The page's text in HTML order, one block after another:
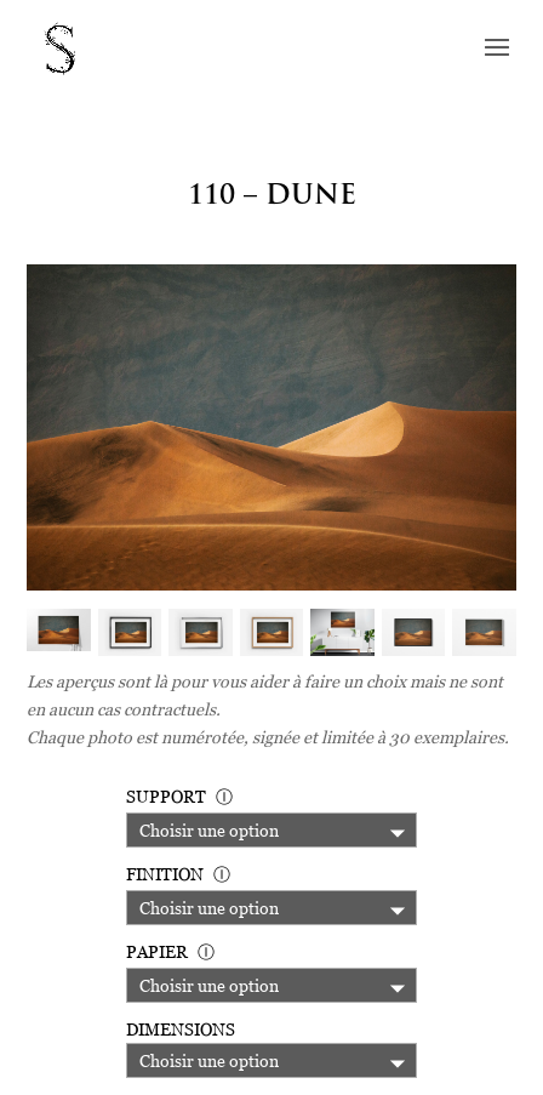
110 – DUNE
Les aperçus sont là pour vous aider à faire un choix mais ne sont
en aucun cas contractuels.
Chaque photo est numérotée, signée et limitée à 30 exemplaires.
SUPPORT Ⓘ
FINITION Ⓘ
PAPIER Ⓘ
DIMENSIONS